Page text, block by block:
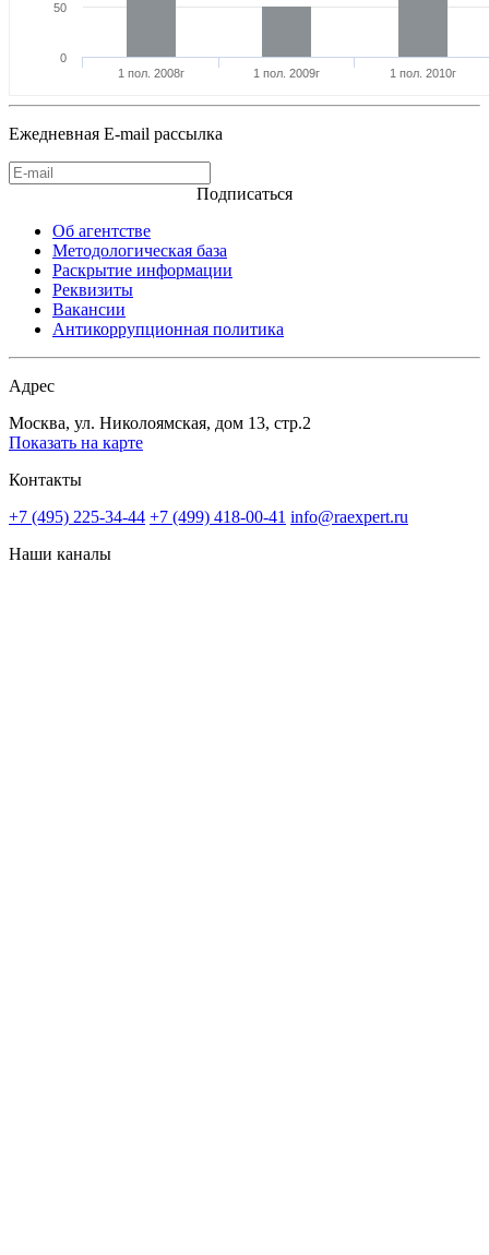
1 пол. 2008г 1 пол. 2009г 1 пол. 2010г
0
50
Ежедневная E-mail рассылка
Подписаться
Об агентстве
Методологическая база
Раскрытие информации
Реквизиты
Вакансии
Антикоррупционная политика
Адрес
Москва, ул. Николоямская, дом 13, стр.2
Показать на карте
Контакты
+7 (495) 225-34-44 +7 (499) 418-00-41 info@raexpert.ru
Наши каналы